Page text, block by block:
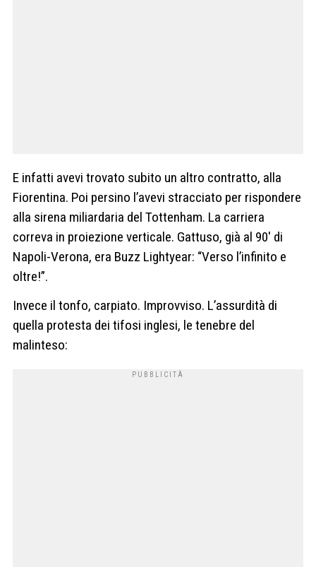
E infatti avevi trovato subito un altro contratto, alla
Fiorentina. Poi persino l’avevi stracciato per rispondere
alla sirena miliardaria del Tottenham. La carriera
correva in proiezione verticale. Gattuso, già al 90′ di
Napoli-Verona, era Buzz Lightyear: “Verso l’infinito e
oltre!”.
Invece il tonfo, carpiato. Improvviso. L’assurdità di
quella protesta dei tifosi inglesi, le tenebre del
malinteso: